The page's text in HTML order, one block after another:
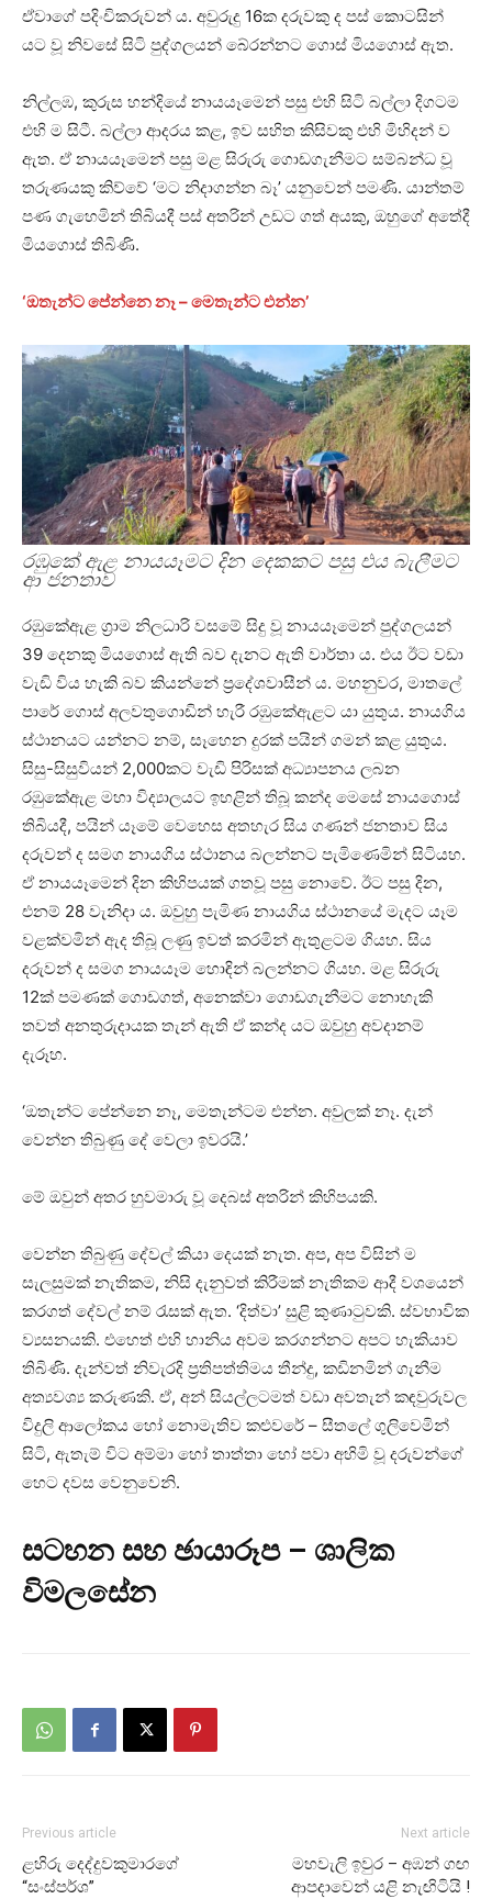
ඒවාගේ පදිංචිකරුවන් ය. අවුරුදු 16ක දරුවකු ද පස් කොටසින්
යට වූ නිවසේ සිටි පුද්ගලයන් බේරන්නට ගොස් මියගොස් ඇත.
නිල්ලඹ, කුරුස හන්දියේ නායයෑමෙන් පසු එහි සිටි බල්ලා දිගටම
එහි ම සිටී. බල්ලා ආදරය කළ, ඉව සහිත කිසිවකු එහි මිහිදන් ව
ඇත. ඒ නායයෑමෙන් පසු මළ සිරුරු ගොඩගැනීමට සම්බන්ධ වූ
තරුණයකු කිව්වේ ‘මට නිදාගන්න බෑ’ යනුවෙන් පමණි. යාන්තම්
පණ ගැහෙමින් තිබියදී පස් අතරින් උඩට ගත් අයකු, ඔහුගේ අතේදී
මියගොස් තිබිණි.
‘ඔතැන්ට පේන්නෙ නෑ – මෙතැන්ට එන්න’
රඹුකේ ඇළ නායයෑමට දින දෙකකට පසු එය බැලීමට
ආ ජනතාව
රඹුකේඇළ ග්‍රාම නිලධාරි වසමේ සිදු වූ නායයෑමෙන් පුද්ගලයන්
39 දෙනකු මියගොස් ඇති බව දැනට ඇති වාර්තා ය. එය ඊට වඩා
වැඩි විය හැකි බව කියන්නේ ප්‍රදේශවාසීන් ය. මහනුවර, මාතලේ
පාරේ ගොස් අලවතුගොඩින් හැරී රඹුකේඇළට යා යුතුය. නායගිය
ස්ථානයට යන්නට නම්, සෑහෙන දුරක් පයින් ගමන් කළ යුතුය.
සිසු-සිසුවියන් 2,000කට වැඩි පිරිසක් අධ්‍යාපනය ලබන
රඹුකේඇළ මහා විද්‍යාලයට ඉහළින් තිබූ කන්ද මෙසේ නායගොස්
තිබියදී, පයින් යෑමේ වෙහෙස අතහැර සිය ගණන් ජනතාව සිය
දරුවන් ද සමග නායගිය ස්ථානය බලන්නට පැමිණෙමින් සිටියහ.
ඒ නායයෑමෙන් දින කිහිපයක් ගතවූ පසු නොවේ. ඊට පසු දින,
එනම් 28 වැනිදා ය. ඔවුහු පැමිණ නායගිය ස්ථානයේ මැදට යෑම
වළක්වමින් ඇද තිබූ ලණු ඉවත් කරමින් ඇතුළටම ගියහ. සිය
දරුවන් ද සමග නායයෑම හොඳින් බලන්නට ගියහ. මළ සිරුරු
12ක් පමණක් ගොඩගත්, අනෙක්වා ගොඩගැනීමට නොහැකි
තවත් අනතුරුදායක තැන් ඇති ඒ කන්ද යට ඔවුහු අවදානම්
දැරූහ.
‘ඔතැන්ට පේන්නෙ නෑ, මෙතැන්ටම එන්න. අවුලක් නෑ. දැන්
වෙන්න තිබුණු දේ වෙලා ඉවරයි.’
මේ ඔවුන් අතර හුවමාරු වූ දෙබස් අතරින් කිහිපයකි.
වෙන්න තිබුණු දේවල් කියා දෙයක් නැත. අප, අප විසින් ම
සැලසුමක් නැතිකම, නිසි දැනුවත් කිරීමක් නැතිකම ආදී වශයෙන්
කරගත් දේවල් නම් රැසක් ඇත. ‘දිත්වා’ සුළි කුණාටුවකි. ස්වභාවික
ව්‍යසනයකි. එහෙත් එහි හානිය අවම කරගන්නට අපට හැකියාව
තිබිණි. දැන්වත් නිවැරදි ප්‍රතිපත්තිමය තීන්දු, කඩිනමින් ගැනීම
අත්‍යවශ්‍ය කරුණකි. ඒ, අන් සියල්ලටමත් වඩා අවතැන් කඳවුරුවල
විදුලි ආලෝකය හෝ නොමැතිව කළුවරේ – සීතලේ ගුලිවෙමින්
සිටි, ඇතැම් විට අම්මා හෝ තාත්තා හෝ පවා අහිමි වූ දරුවන්ගේ
හෙට දවස වෙනුවෙනි.
සටහන සහ ඡායාරූප – ශාලික
විමලසේන
Previous article
ළහිරු දෙද්දුවකුමාරගේ
“සංස්පර්ශ”
Next article
මහවැලි ඉවුර – අඹන් ගඟ
ආපදාවෙන් යළි නැඟිටියි !